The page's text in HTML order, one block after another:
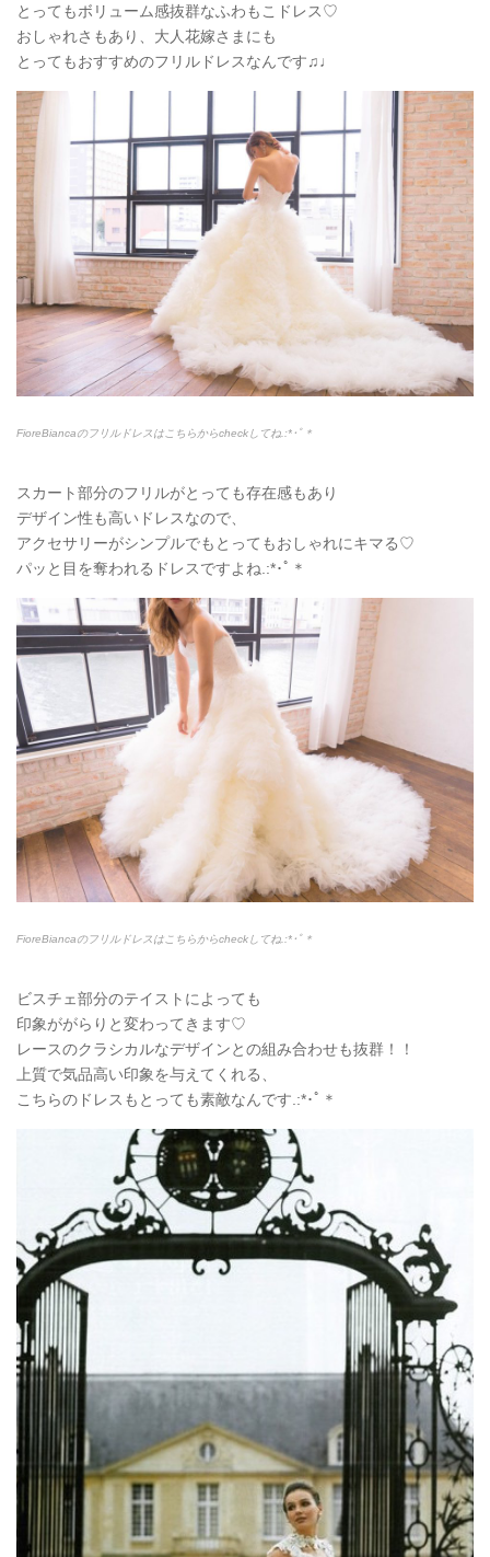
とってもボリューム感抜群なふわもこドレス♡
おしゃれさもあり、大人花嫁さまにも
とってもおすすめのフリルドレスなんです♫♩
FioreBiancaのフリルドレスはこちらからcheckしてね.:*･ﾟ＊
スカート部分のフリルがとっても存在感もあり
デザイン性も高いドレスなので、
アクセサリーがシンプルでもとってもおしゃれにキマる♡
パッと目を奪われるドレスですよね.:*･ﾟ＊
FioreBiancaのフリルドレスはこちらからcheckしてね.:*･ﾟ＊
ビスチェ部分のテイストによっても
印象ががらりと変わってきます♡
レースのクラシカルなデザインとの組み合わせも抜群！！
上質で気品高い印象を与えてくれる、
こちらのドレスもとっても素敵なんです.:*･ﾟ＊